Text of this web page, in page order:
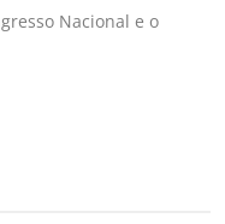
Nacional e o